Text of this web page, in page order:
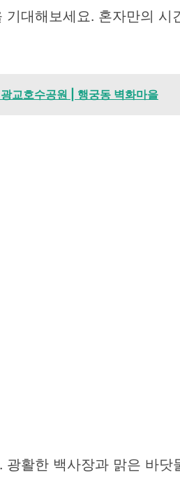
대해보세요. 혼자만의
교호수공원 | 행궁동 벽화마을
활한 백사장과 맑은 바